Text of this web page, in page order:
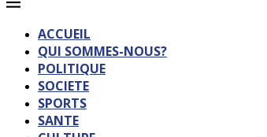
ACCUEIL
QUI SOMMES-NOUS?
POLITIQUE
SOCIETE
SPORTS
SANTE